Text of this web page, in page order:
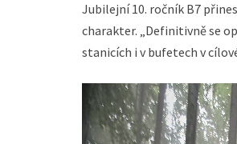
Jubilejní 10. ročník B7
charakter. „Definitivně se
stanicích i v bufetech v